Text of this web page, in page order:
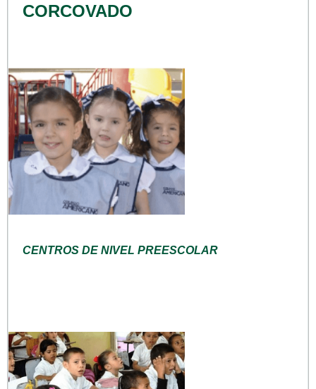
CORCOVADO
CENTROS DE NIVEL PREESCOLAR